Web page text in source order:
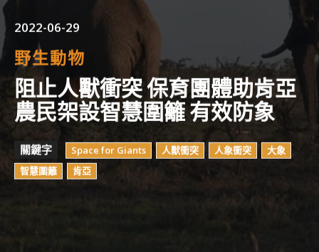
2022-06-29
野生動物
阻止人獸衝突 保育團體助肯亞
農民架設智慧圍籬 有效防象
關鍵字 Space for Giants 人獸衝突 人象衝突
大象
智慧圍籬
肯亞